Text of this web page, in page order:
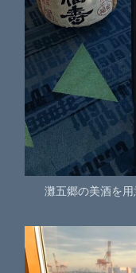
灘五郷の美酒を